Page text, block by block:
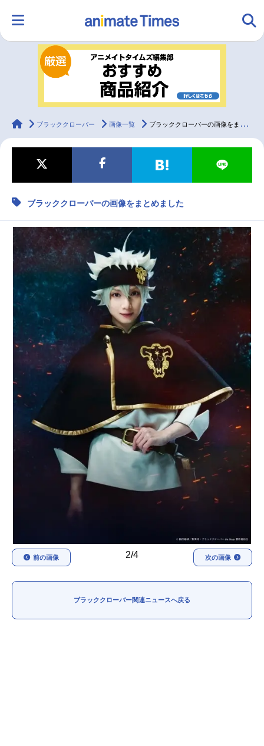
ランキング アニメ
ラジオ みんなの声
マンガ・ラノベ ゲーム・アプリ 音楽 コスプレ
2.5次元 配信・Vtuber トレンド
最新記事一覧
アニメ記事一覧 声優記事一覧
アニメ映画一覧 実写化映画一覧
今期アニメ曜日別一覧
春アニメ
冬アニメ
男性声優/女性声優一覧
FOLLOW US
animateTimes
ブラッククローバー 画像一覧 ブラッククローバーの画像をまとめました
ブラッククローバーの画像をまとめました
2/4
前の画像 次の画像
ブラッククローバー関連ニュースへ戻る